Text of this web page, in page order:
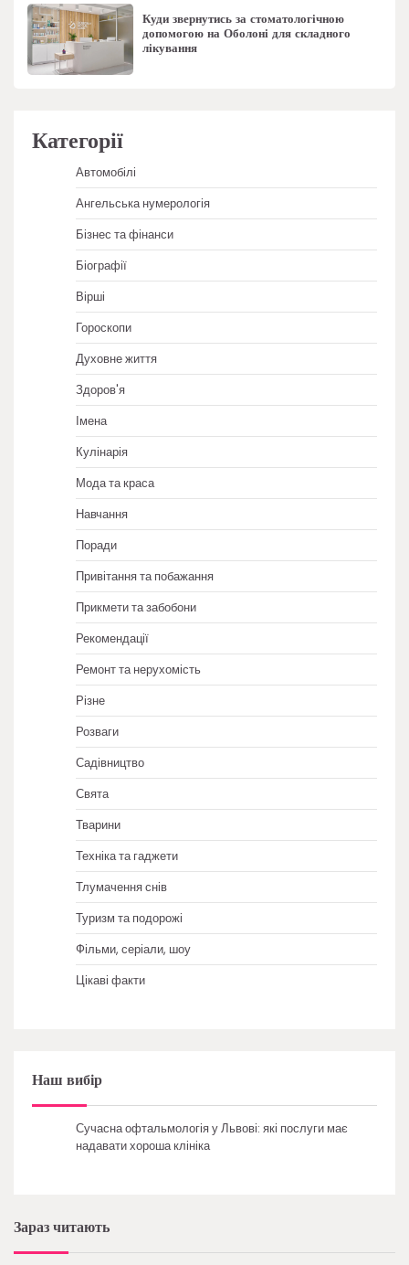
Куди звернутись за стоматологічною
допомогою на Оболоні для складного
лікування
Категорії
Автомобілі
Ангельська нумерологія
Бізнес та фінанси
Біографії
Вірші
Гороскопи
Духовне життя
Здоров'я
Імена
Кулінарія
Мода та краса
Навчання
Поради
Привітання та побажання
Прикмети та забобони
Рекомендації
Ремонт та нерухомість
Різне
Розваги
Садівництво
Свята
Тварини
Техніка та гаджети
Тлумачення снів
Туризм та подорожі
Фільми, серіали, шоу
Цікаві факти
Наш вибір
Сучасна офтальмологія у Львові: які послуги має
надавати хороша клініка
Зараз читають